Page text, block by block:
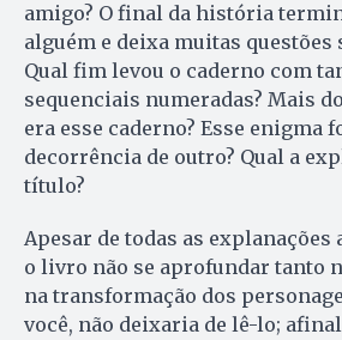
amigo? O final da história
alguém e deixa muitas questões
Qual fim levou o caderno com
sequenciais numeradas? Mais
era esse caderno? Esse enigma
decorrência de outro? Qual a
título?
Apesar de todas as explanações
o livro não se aprofundar tanto
na transformação dos
você, não deixaria de lê-lo;